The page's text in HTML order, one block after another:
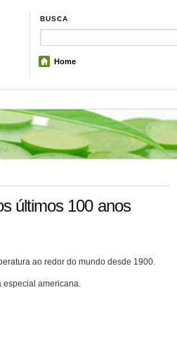
BUSCA
Home
últimos 100 anos
ao redor do mundo desde 1900.
americana.